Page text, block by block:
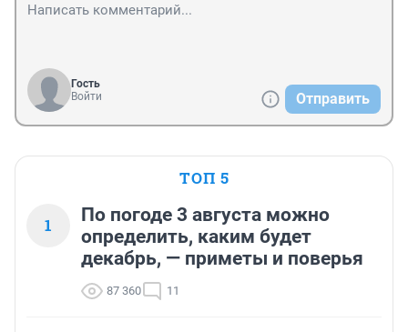
Гость
Войти
Отправить
ТОП 5
1
По погоде 3 августа можно
определить, каким будет
декабрь, — приметы и поверья
87 360 11